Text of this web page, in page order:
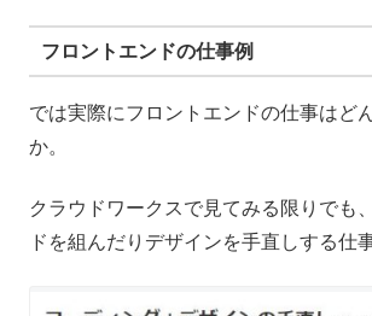
フロントエンドの仕事例
では実際にフロントエンドの仕事はど
か。
クラウドワークスで見てみる限りでも
ドを組んだりデザインを手直しする仕